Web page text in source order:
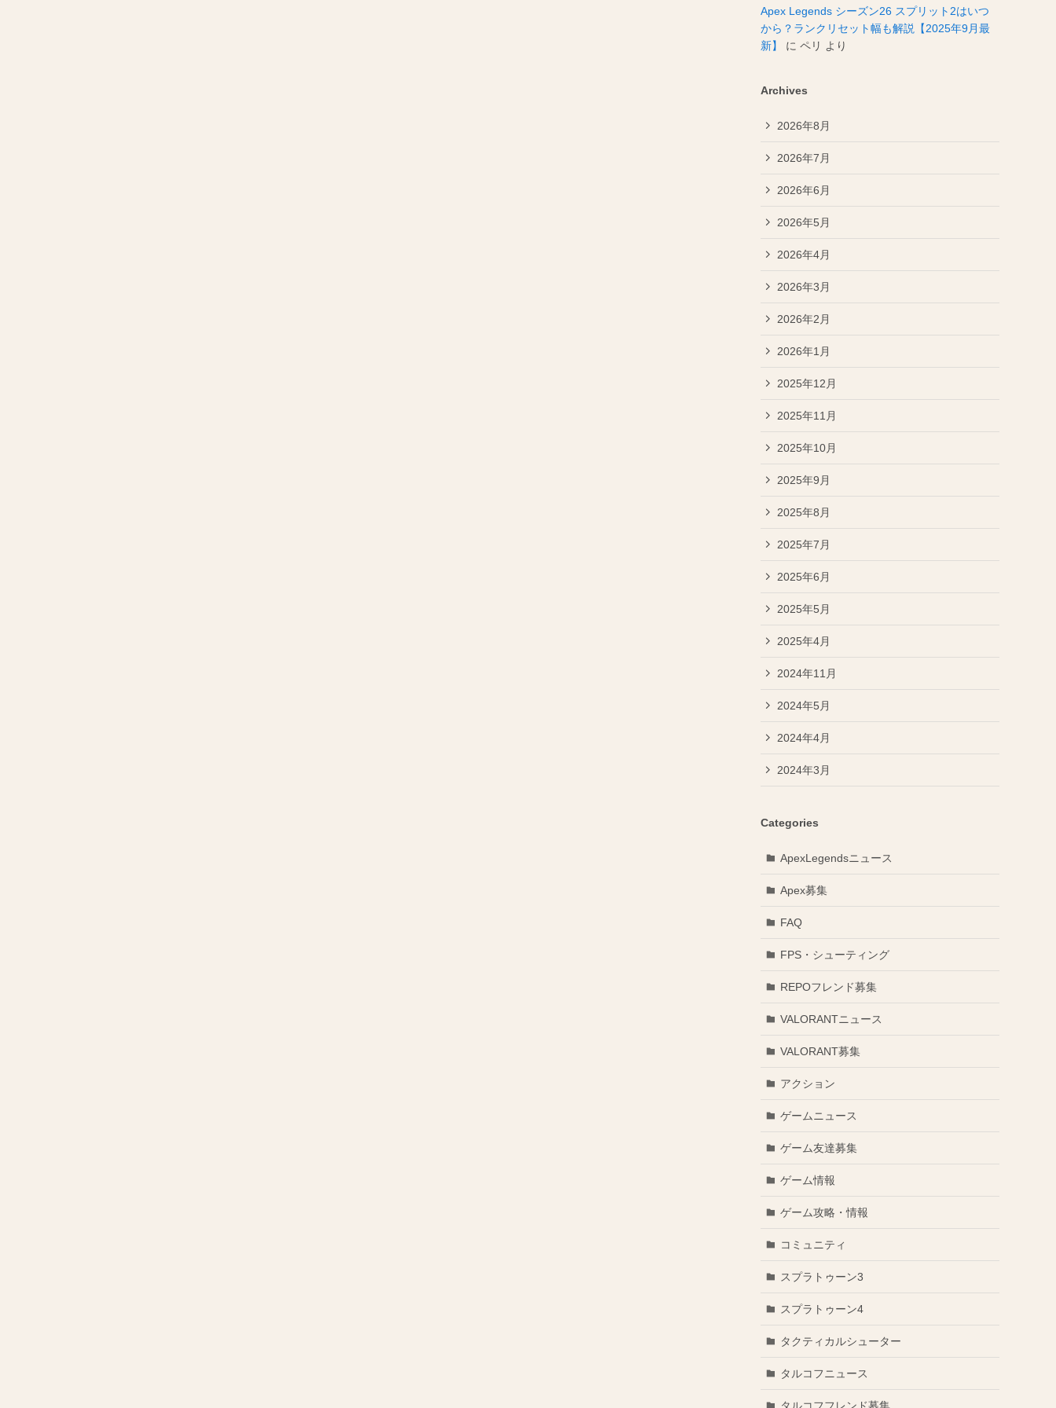
Apex Legends シーズン26 スプリット2はいつ
から？ランクリセット幅も解説【2025年9月最
新】
に ペリ より
Archives
2026年8月
2026年7月
2026年6月
2026年5月
2026年4月
2026年3月
2026年2月
2026年1月
2025年12月
2025年11月
2025年10月
2025年9月
2025年8月
2025年7月
2025年6月
2025年5月
2025年4月
2024年11月
2024年5月
2024年4月
2024年3月
Categories
ApexLegendsニュース
Apex募集
FAQ
FPS・シューティング
REPOフレンド募集
VALORANTニュース
VALORANT募集
アクション
ゲームニュース
ゲーム友達募集
ゲーム情報
ゲーム攻略・情報
コミュニティ
スプラトゥーン3
スプラトゥーン4
タクティカルシューター
タルコフニュース
タルコフフレンド募集